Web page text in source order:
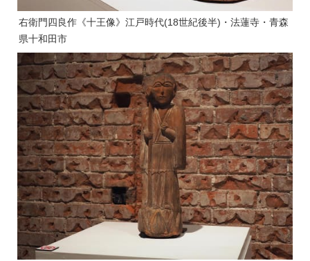
右衛門四良作《十王像》江戸時代(18世紀後半)・法蓮寺・青森
県十和田市